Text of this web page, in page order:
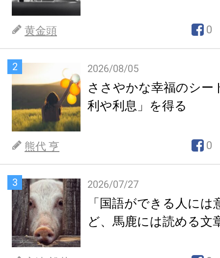
黄金頭 0
2 2026/08/05
ささやかな幸福のシー
利や利息」を得る
熊代 亨 0
3 2026/07/27
「国語ができる人には
ど、馬鹿には読める文